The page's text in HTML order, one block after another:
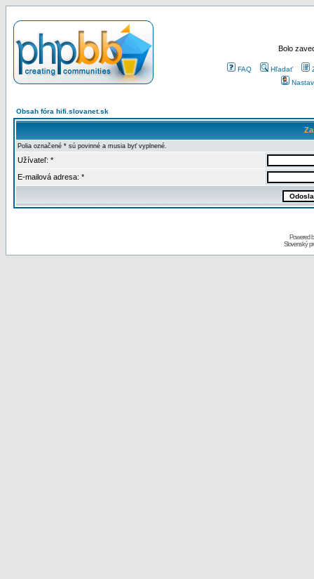
Bolo
FAQ Hľadať
Obsah fóra hifi.slovanet.sk
Polia označené * sú povinné a musia byť vyplnené.
Užívateľ: *
E-mailová adresa: *
Powered
Slovenský